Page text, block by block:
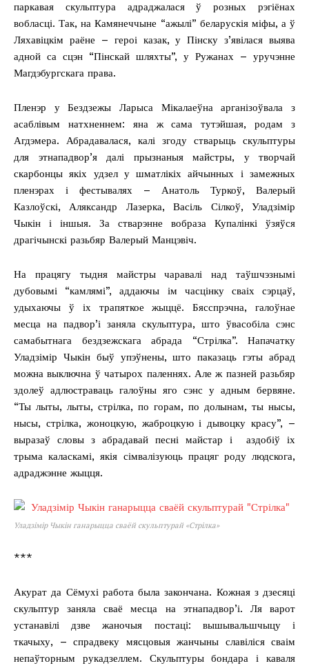
паркавая скульптура адраджалася ў розных рэгіёнах
вобласці. Так, на Камянеччыне “ажылі” беларускія міфы, а ў
Ляхавіцкім раёне – героі казак, у Пінску з’явілася выява
адной са сцэн “Пінскай шляхты”, у Ружанах – уручэнне
Магдэбургскага права.
Пленэр у Бездзежы Ларыса Мікалаеўна арганізоўвала з
асаблівым натхненнем: яна ж сама тутэйшая, родам з
Агдэмера. Абрадавалася, калі згоду стварыць скульптуры
для этнападвор’я далі прызнаныя майстры, у творчай
скарбонцы якіх удзел у шматлікіх айчынных і замежных
пленэрах і фестывалях – Анатоль Туркоў, Валерый
Казлоўскі, Аляксандр Лазерка, Васіль Сілкоў, Уладзімір
Чыкін і іншыя. За стварэнне вобраза Купалінкі ўзяўся
драгічынскі разьбяр Валерый Манцэвіч.
На працягу тыдня майстры чаравалі над таўшчэзнымі
дубовымі “камлямі”, аддаючы ім часцінку сваіх сэрцаў,
удыхаючы ў іх трапяткое жыццё. Бясспрэчна, галоўнае
месца на падвор’і заняла скульптура, што ўвасобіла сэнс
самабытнага бездзежскага абрада “Стрілка”. Напачатку
Уладзімір Чыкін быў упэўнены, што паказаць гэты абрад
можна выключна ў чатырох паленнях. Але ж пазней разьбяр
здолеў адлюстраваць галоўны яго сэнс у адным бервяне.
“Ты лыты, лыты, стрілка, по горам, по долынам, ты нысы,
нысы, стрілка, жоноцкую, жаброцкую і дывоцку красу”, –
выразаў словы з абрадавай песні майстар і аздобіў іх
трыма каласкамі, якія сімвалізуюць працяг роду людскога,
адраджэнне жыцця.
Уладзімір Чыкін ганарыцца сваёй скульптурай «Стрілка»
***
Акурат да Сёмухі работа была закончана. Кожная з дзесяці
скульптур заняла сваё месца на этнападвор’і. Ля варот
устанавілі дзве жаночыя постаці: вышывальшчыцу і
ткачыху, – спрадвеку мясцовыя жанчыны славіліся сваім
непаўторным рукадзеллем. Скульптуры бондара і каваля